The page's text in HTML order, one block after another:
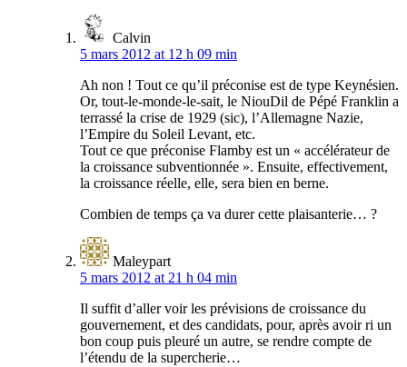
Calvin
5 mars 2012 at 12 h 09 min
Ah non ! Tout ce qu’il préconise est de type Keynésien.
Or, tout-le-monde-le-sait, le NiouDil de Pépé Franklin a
terrassé la crise de 1929 (sic), l’Allemagne Nazie,
l’Empire du Soleil Levant, etc.
Tout ce que préconise Flamby est un « accélérateur de
la croissance subventionnée ». Ensuite, effectivement,
la croissance réelle, elle, sera bien en berne.
Combien de temps ça va durer cette plaisanterie… ?
Maleypart
5 mars 2012 at 21 h 04 min
Il suffit d’aller voir les prévisions de croissance du
gouvernement, et des candidats, pour, après avoir ri un
bon coup puis pleuré un autre, se rendre compte de
l’étendu de la supercherie…